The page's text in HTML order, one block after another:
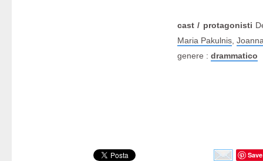
cast / protagonisti
Maria Pakulnis
genere : drammatico
Save